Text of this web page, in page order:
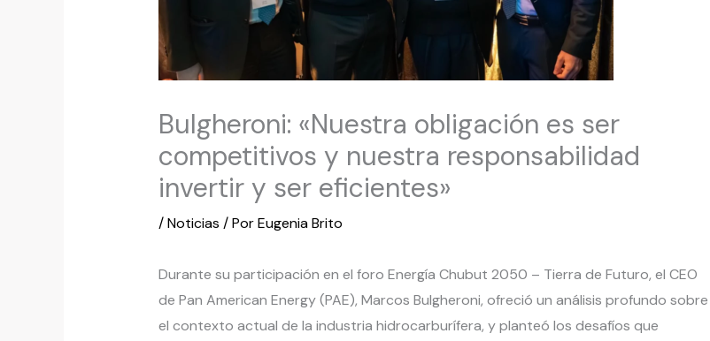
Bulgheroni: «Nuestra obligación es ser
competitivos y nuestra responsabilidad
invertir y ser eficientes»
/Noticias / PorEugenia Brito
Durante su participación en el foro Energía Chubut 2050 – Tierra de Futuro, el CEO
de Pan American Energy (PAE), Marcos Bulgheroni, ofreció un análisis profundo sobre
el contexto actual de la industria hidrocarburífera, y planteó los desafíos que